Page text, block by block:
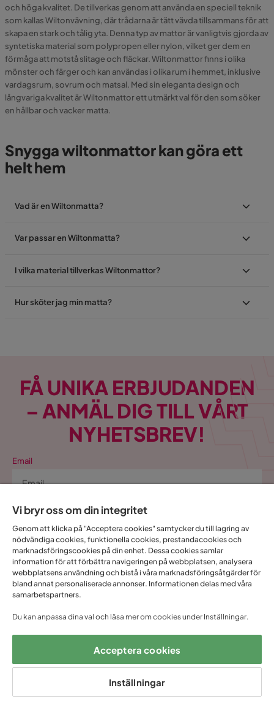
och höga kvalitet. De tillverkas genom att använda en speciell teknik
som kallas Wiltonvävning, där trådarna är tätt vävda tillsammans för att
skapa en stark och tålig yta. Denna typ av mattor är vanligtvis gjorda av
syntetiska material som polypropen eller nylon, vilket ger dem en
förmåga att motstå slitage och fläckar. Wiltonmattor finns i olika
mönster och färger och kan användas i olika rum i hemmet, inklusive
vardagsrum, sovrum och matsal. Med sin eleganta design och
långvariga kvalitet är Wiltonmattor ett utmärkt val för den som söker
en hållbar och vacker matta.
Snygga wiltonmattor kan göra ett
helt hem
Vad är en Wiltonmatta?
Var passar en Wiltonmatta?
I vilka material tillverkas Wiltonmattor?
Hur sköter jag min matta?
FÅ UNIKA ERBJUDANDEN
– ANMÄL DIG TILL VÅRT
NYHETSBREV!
Email
Prenumerera
Genom att fylla i min mailadress bekräftar jag att jag vill ha Trademax
nyhetsbrev och godkänner att Trademax behandlar mina
personuppgifter för att kunna skicka marknadsföringsmaterial som
anpassats till mig enligt Trademax
Ja, tack! Jag vill även skapa ett konto till Mina
Allt detta och mycket mer:
•Dina köp samlade på ett ställe
Personliga erbjudanden online & i butik
•Kostnadsfritt och helt digitalt
Vi bryr oss om din integritet
Genom att klicka på "Acceptera cookies" samtycker du till lagring av
nödvändiga cookies, funktionella cookies, prestandacookies och
marknadsföringscookies på din enhet. Dessa cookies samlar
information för att förbättra navigeringen på webbplatsen, analysera
webbplatsens användning och bistå i våra marknadsföringsåtgärder för
bland annat personaliserade annonser. Informationen delas med våra
samarbetspartners.
Du kan anpassa dina val och läsa mer om cookies under Inställningar.
Acceptera cookies
Inställningar